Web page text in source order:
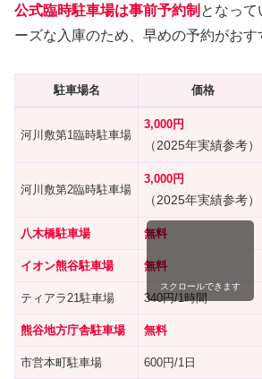
公式臨時駐車場は事前予約制 となって
ーズな入庫のため、早めの予約がおす
駐車場名 価格
河川敷第1臨時駐車場
3,000円
（2025年実績参考）
河川敷第2臨時駐車場
3,000円
（2025年実績参考）
八木橋駐車場 無料
イオン熊谷駐車場 無料
ティアラ21駐車場 340円/1時間
熊谷地方庁舎駐車場 無料
市営本町駐車場 600円/1日
スクロールできます